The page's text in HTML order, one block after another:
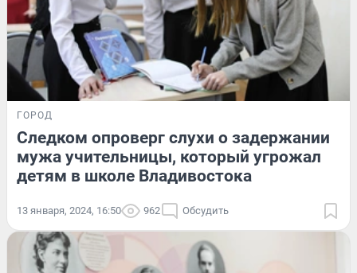
ГОРОД
Следком опроверг слухи о задержании
мужа учительницы, который угрожал
детям в школе Владивостока
13 января, 2024, 16:50 962 Обсудить